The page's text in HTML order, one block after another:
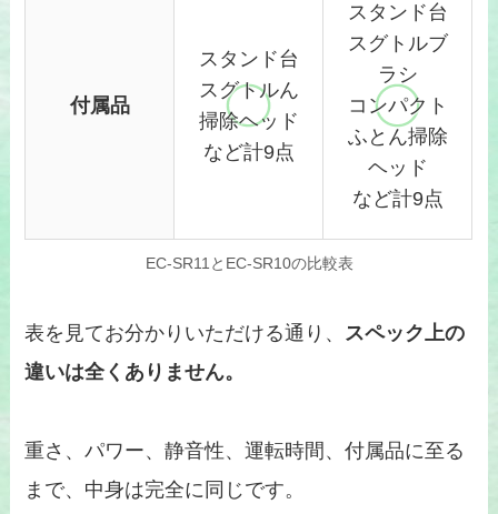
付属品
スタンド台
スグトルん
掃除ヘッド
など計9点
ス タンド台
スグトルブ
ラシ
コンパクト
ふとん掃除
ヘッド
など計9点
EC-SR11とEC-SR10の比較表
表を見てお分かりいただける通り、 スペック上の
違いは全くありません。
重さ、パワー、静音性、運転時間、付属品に至る
まで、中身は完全に同じです。